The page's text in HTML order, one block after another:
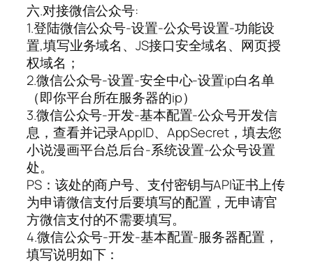
六.对接微信公众号:
1.登陆微信公众号-设置-公众号设置-功能设
置,填写业务域名、JS接口安全域名、网页授
权域名；
2.微信公众号-设置-安全中心-设置ip白名单
（即你平台所在服务器的ip）
3.微信公众号-开发-基本配置-公众号开发信
息，查看并记录AppID、AppSecret，填去您
小说漫画平台总后台-系统设置-公众号设置
处。
PS：该处的商户号、支付密钥与API证书上传
为申请微信支付后要填写的配置，无申请官
方微信支付的不需要填写。
4.微信公众号-开发-基本配置-服务器配置，
填写说明如下：